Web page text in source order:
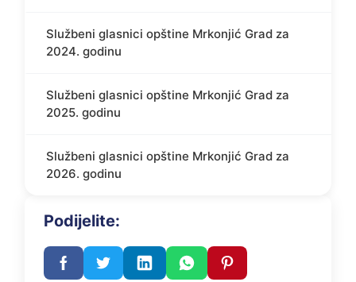
Službeni glasnici opštine Mrkonjić Grad za
2024. godinu
Službeni glasnici opštine Mrkonjić Grad za
2025. godinu
Službeni glasnici opštine Mrkonjić Grad za
2026. godinu
Podijelite: